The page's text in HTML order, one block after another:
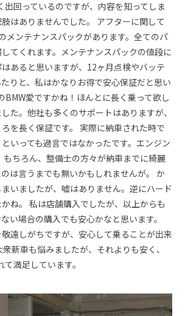
出回っているのですが、内容を知ってしま
はありませんでした。 アフターに関して
メンテナンスパックがあります。全てのパ
てくれます。メンテナンスパックの値段に
あると思いますが、12ヶ月点検やバッテ
りと、私はかなりお得で安心保証だと思い
BMW愛ですかね！ほんとに長く乗って欲し
た。他社も多くのサポートはありますが、
を長く保証です。 実際に納車された時で
いっても過言ではなかったです。エンジン
もちろん、整備士の方々が納車までに綺麗
は言うまでも無いかもしれませんが。 か
いましたが、嘘はありません。逆にハード
ね。 私は店舗購入でしたが、以上からも
い場合の購入でも安心かなと思います。
遠しがちですが、安心して乗ることが出来
新車も悩みましたが、それよりも安く、
満足しています。